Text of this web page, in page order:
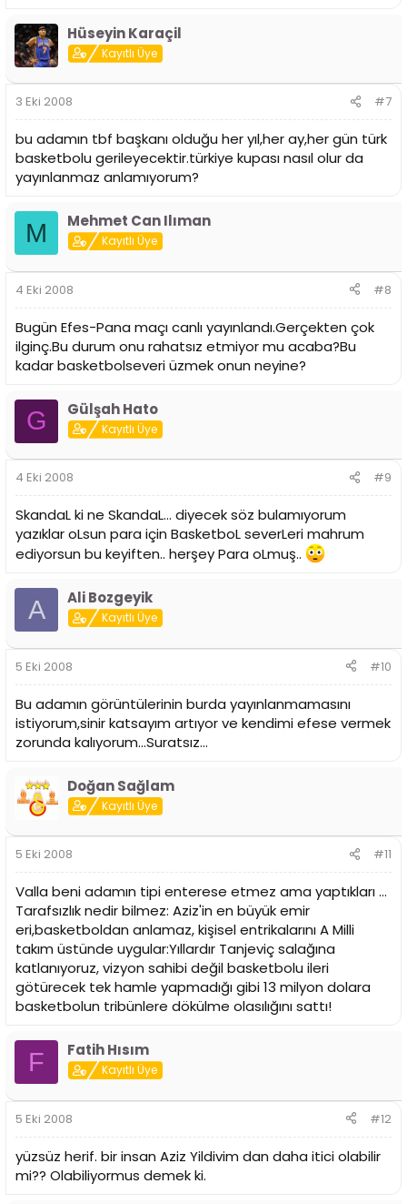
Hüseyin Karaçil
Kayıtlı Üye
3 Eki 2008 #7
bu adamın tbf başkanı olduğu her yıl,her ay,her gün türk
basketbolu gerileyecektir.türkiye kupası nasıl olur da
yayınlanmaz anlamıyorum?
M Mehmet Can Ilıman
Kayıtlı Üye
4 Eki 2008 #8
Bugün Efes-Pana maçı canlı yayınlandı.Gerçekten çok
ilginç.Bu durum onu rahatsız etmiyor mu acaba?Bu
kadar basketbolseveri üzmek onun neyine?
G Gülşah Hato
Kayıtlı Üye
4 Eki 2008 #9
SkandaL ki ne SkandaL... diyecek söz bulamıyorum
yazıklar oLsun para için BasketboL severLeri mahrum
ediyorsun bu keyiften.. herşey Para oLmuş..
A Ali Bozgeyik
Kayıtlı Üye
5 Eki 2008 #10
Bu adamın görüntülerinin burda yayınlanmamasını
istiyorum,sinir katsayım artıyor ve kendimi efese vermek
zorunda kalıyorum...Suratsız...
Doğan Sağlam
Kayıtlı Üye
5 Eki 2008 #11
Valla beni adamın tipi enterese etmez ama yaptıkları ...
Tarafsızlık nedir bilmez: Aziz'in en büyük emir
eri,basketboldan anlamaz, kişisel entrikalarını A Milli
takım üstünde uygular:Yıllardır Tanjeviç salağına
katlanıyoruz, vizyon sahibi değil basketbolu ileri
götürecek tek hamle yapmadığı gibi 13 milyon dolara
basketbolun tribünlere dökülme olasılığını sattı!
F Fatih Hısım
Kayıtlı Üye
5 Eki 2008 #12
yüzsüz herif. bir insan Aziz Yildivim dan daha itici olabilir
mi?? Olabiliyormus demek ki.